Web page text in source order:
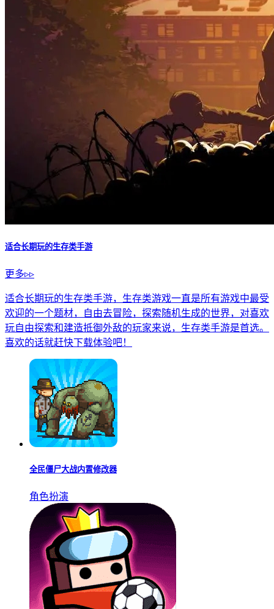
适合长期玩的生存类手游
适合长期玩的生存类手游，生存类游戏一直是所有游戏中最受
玩自由探索和建造抵御外敌的玩家来说，生存类手游是首选。
喜欢的话就赶快​下载体验吧！